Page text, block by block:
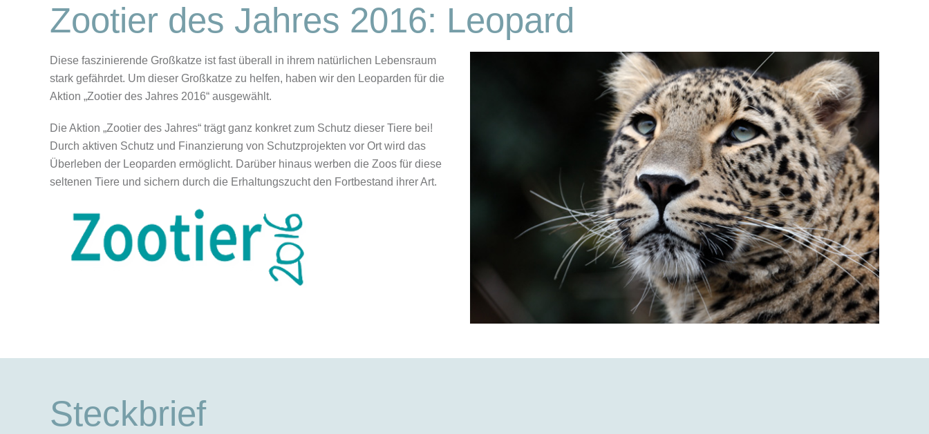
Zootier des Jahres 2016: Leopard
Diese faszinierende Großkatze ist fast überall in ihrem natürlichen Lebensraum
stark gefährdet. Um dieser Großkatze zu helfen, haben wir den Leoparden für die
Aktion „Zootier des Jahres 2016“ ausgewählt.
Die Aktion „Zootier des Jahres“ trägt ganz konkret zum Schutz dieser Tiere bei!
Durch aktiven Schutz und Finanzierung von Schutzprojekten vor Ort wird das
Überleben der Leoparden ermöglicht. Darüber hinaus werben die Zoos für diese
seltenen Tiere und sichern durch die Erhaltungszucht den Fortbestand ihrer Art.
Steckbrief